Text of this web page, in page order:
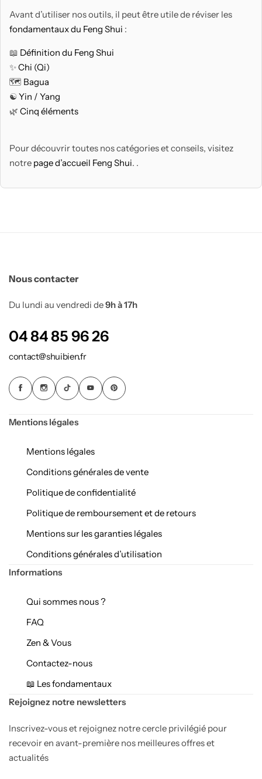
Avant d’utiliser nos outils, il peut être utile de réviser les
fondamentaux du Feng Shui :
📖 Définition du Feng Shui
✨Chi (Qi)
🗺️ Bagua
☯️Yin / Yang
🌿 Cinq éléments
Pour découvrir toutes nos catégories et conseils, visitez
notre page d’accueil Feng Shui. .
Nous contacter
Du lundi au vendredi de9h à 17h
04 84 85 96 26
contact@shuibien.fr
Mentions légales
Mentions légales
Conditions générales de vente
Politique de confidentialité
Politique de remboursement et de retours
Mentions sur les garanties légales
Conditions générales d’utilisation
Informations
Qui sommes nous ?
FAQ
Zen & Vous
Contactez-nous
📖 Les fondamentaux
Rejoignez notre newsletters
Inscrivez-vous et rejoignez notre cercle privilégié pour
recevoir en avant-première nos meilleures offres et
actualités